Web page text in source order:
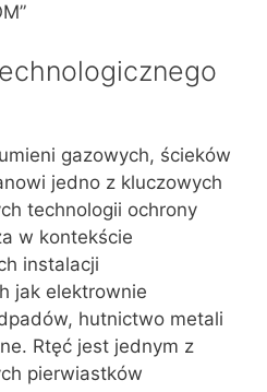
gazowych, ścieków
jedno z kluczowych
technologii ochrony
w kontekście
instalacji
jak elektrownie
hutnictwo metali
Rtęć jest jednym z
pierwiastków